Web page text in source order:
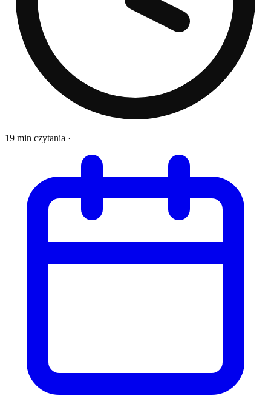
19 min czytania ·